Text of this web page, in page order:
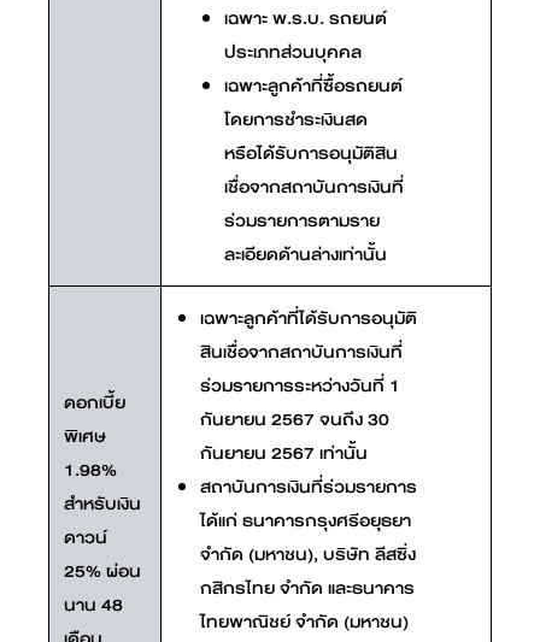
เฉพาะ พ.ร.บ. รถยนต์
ประเภทส่วนบุคคล
เฉพาะลูกค้าที่ซื้อรถยนต์
โดยการชำระเงินสด
หรือได้รับการอนุมัติสิน
เชื่อจากสถาบันการเงินที่
ร่วมรายการตามราย
ละเอียดด้านล่างเท่านั้น
ดอกเบี้ย
พิเศษ
1.98%
สำหรับเงิน
ดาวน์
25% ผ่อน
นาน 48
เฉพาะลูกค้าที่ได้รับการอนุมัติ
สินเชื่อจากสถาบันการเงินที่
ร่วมรายการระหว่างวันที่ 1
กันยายน 2567 จนถึง 30
กันยายน 2567 เท่านั้น
สถาบันการเงินที่ร่วมรายการ
ได้แก่ ธนาคารกรุงศรีอยุธยา
จำกัด (มหาชน), บริษัท ลีสซิ่ง
กสิกรไทย จำกัด และธนาคาร
ไทยพาณิชย์ จำกัด (มหาชน)